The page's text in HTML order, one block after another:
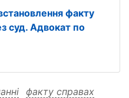
факту
суд. Адвокат по
факту справах